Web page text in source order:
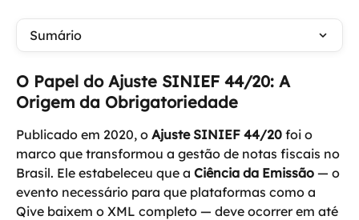
Sumário
O Papel do Ajuste SINIEF 44/20: A
Origem da Obrigatoriedade
Publicado em 2020, o Ajuste SINIEF 44/20 foi o
marco que transformou a gestão de notas fiscais no
Brasil. Ele estabeleceu que a Ciência da Emissão — o
evento necessário para que plataformas como a
Qive baixem o XML completo — deve ocorrer em até